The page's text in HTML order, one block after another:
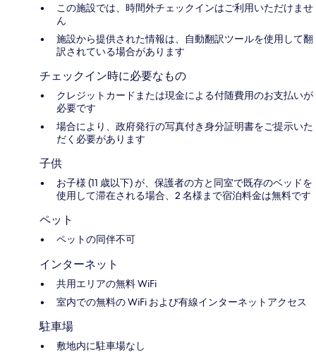
この施設では、時間外チェックインはご利用いただけませ
ん
施設から提供された情報は、自動翻訳ツールを使用して翻
訳されている場合があります
チェックイン時に必要なもの
クレジットカードまたは現金による付随費用のお支払いが
必要です
場合により、政府発行の写真付き身分証明書をご提示いた
だく必要があります
子供
お子様 (11 歳以下) が、保護者の方と同室で既存のベッドを
使用して滞在される場合、2 名様まで宿泊料金は無料です
ペット
ペットの同伴不可
インターネット
共用エリアの無料 WiFi
室内での無料の WiFi および有線インターネットアクセス
駐車場
敷地内に駐車場なし